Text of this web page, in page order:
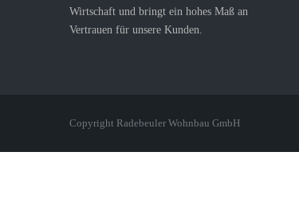
Wirtschaft und bringt ein hohes Maß an
Vertrauen für unsere Kunden.
Copyright Radebeuler Wohnbau GmbH